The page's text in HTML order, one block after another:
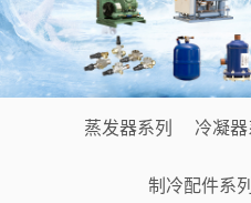
蒸发器系列 冷凝
制冷配件系